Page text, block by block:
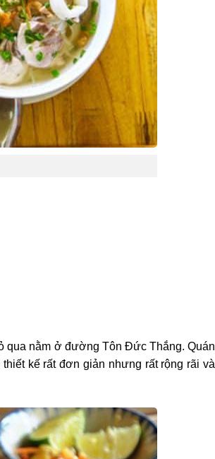
qua nằm ở đường Tôn Đức Thắng. Quán
kế rất đơn giản nhưng rất rộng rãi và